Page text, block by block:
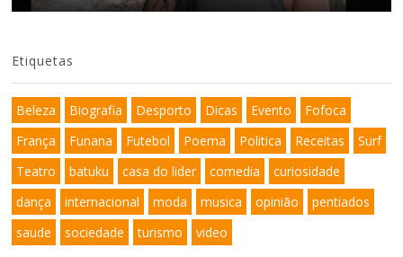
Etiquetas
Beleza Biografia Desporto Dicas Evento
Fofoca
França
Funana Futebol Poema Politica Receitas
Surf
Teatro
batuku casa do lider comedia
curiosidade
dança
internacional moda musica opinião
pentiados
saude
sociedade turismo video